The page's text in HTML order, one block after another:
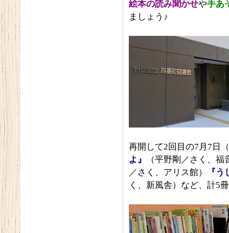
絵本の読み聞かせや手あ
ましょう♪
再開して2回目の7月7日
よ』
（平野剛／さく、福
／さく、アリス館）
『
く、新風舎）など、計5